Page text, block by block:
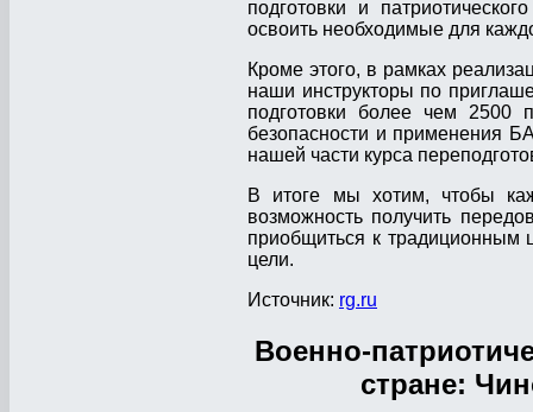
подготовки и
освоить необходимые для
Кроме этого, в рамках
наши инструкторы по
подготовки более чем 2500
безопасности и применения
нашей части курса
В итоге мы хотим, чтобы
возможность получить
приобщиться к традиционным
цели.
Источник: rg.ru
Военно-
стране: